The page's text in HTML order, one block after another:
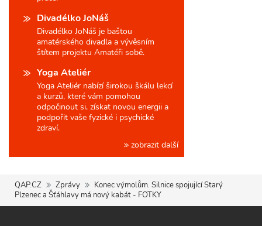
Divadélko JoNáš
Divadélko JoNáš je baštou
amatérského divadla a vývěsním
štítem projektu Amatéři sobě.
Yoga Ateliér
Yoga Ateliér nabízí širokou škálu lekcí
a kurzů, které vám pomohou
odpočinout si, získat novou energii a
podpořit vaše fyzické i psychické
zdraví.
zobrazit další
QAP.CZ Zprávy
Konec výmolům. Silnice spojující Starý
Plzenec a Šťáhlavy má nový kabát - FOTKY